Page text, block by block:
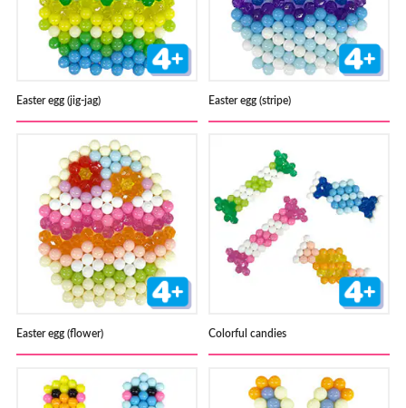
Easter egg (jig-jag) Easter egg (stripe)
Easter egg (flower) Colorful candies